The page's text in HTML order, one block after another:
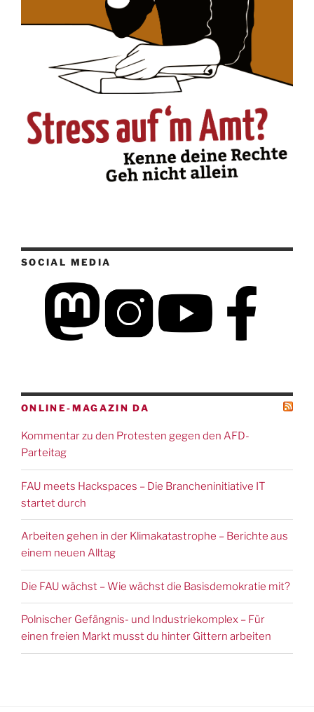
SOCIAL MEDIA
ONLINE-MAGAZIN DA
Kommentar zu den Protesten gegen den AFD-
Parteitag
FAU meets Hackspaces – Die Brancheninitiative IT
startet durch
Arbeiten gehen in der Klimakatastrophe – Berichte aus
einem neuen Alltag
Die FAU wächst – Wie wächst die Basisdemokratie mit?
Polnischer Gefängnis- und Industriekomplex – Für
einen freien Markt musst du hinter Gittern arbeiten